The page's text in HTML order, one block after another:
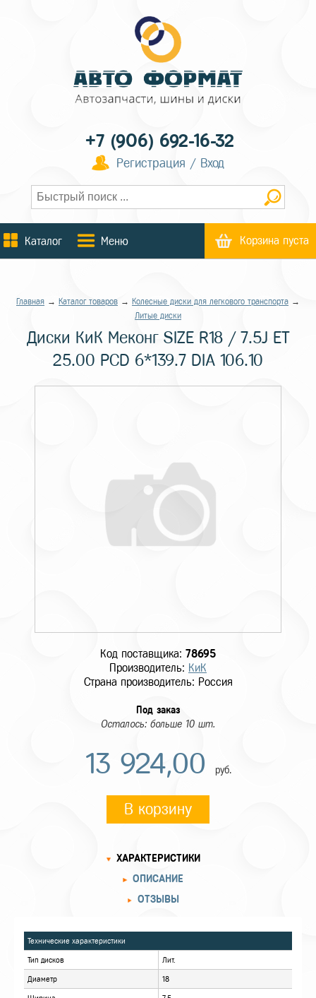
+7 (906) 692-16-32
Регистрация / Вход
Каталог Меню Корзина пуста
Главная → Каталог товаров → Колесные диски для легкового транспорта →
Литые диски
Диски КиК Меконг SIZE R18 / 7.5J ET
25.00 PCD 6*139.7 DIA 106.10
Код поставщика: 78695
Производитель: КиК
Страна производитель: Россия
Под заказ
Осталось: больше 10 шт.
13 924,00 руб.
В корзину
ОПИСАНИЕ
ОТЗЫВЫ